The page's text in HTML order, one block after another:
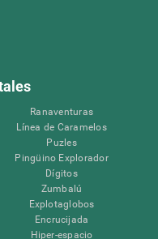
Ranaventuras
Línea de Caramelos
Puzles
Pingüino Explorador
Dígitos
Zumbalú
Explotaglobos
Encrucijada
Hiper-espacio